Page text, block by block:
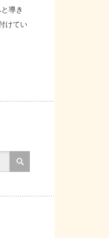
導き
けてい